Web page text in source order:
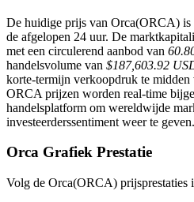
De huidige prijs van Orca(ORCA) is
de afgelopen 24 uur. De
met een circulerend aanbod van
handelsvolume van $187,603.92
korte-termijn verkoopdruk te midden
ORCA prijzen worden real-time
handelsplatform om wereldwijde
investeerderssentiment weer te geven.
Orca Grafiek Prestatie
Volg de Orca(ORCA) prijsprestaties